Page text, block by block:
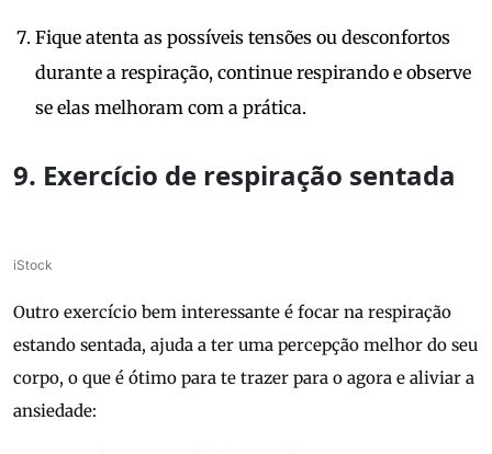
Fique atenta as possíveis tensões ou desconfortos
durante a respiração, continue respirando e observe
se elas melhoram com a prática.
9. Exercício de respiração sentada
iStock
Outro exercício bem interessante é focar na respiração
estando sentada, ajuda a ter uma percepção melhor do seu
corpo, o que é ótimo para te trazer para o agora e aliviar a
ansiedade: